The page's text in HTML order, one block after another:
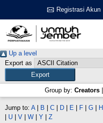
Registrasi Akun
Up a level
Export as
Group by: Creators|
Jump to: A| B C D E F G H
U V W Y Z